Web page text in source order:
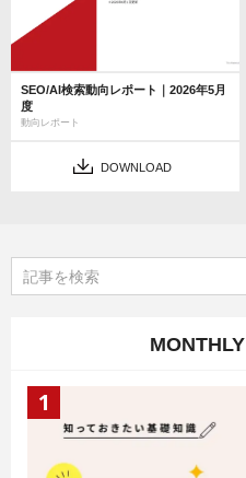
SEO/AI検索動向レポート｜2026年5月
度
動向レポート
DOWNLOAD
MONTHLY